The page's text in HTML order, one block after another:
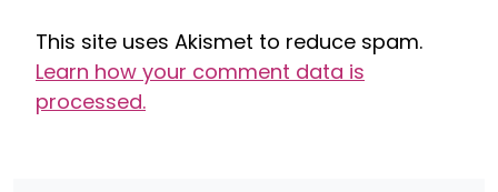
This site uses Akismet to reduce spam.
Learn how your comment data is
processed.